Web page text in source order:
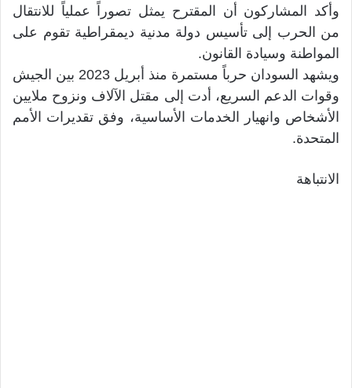
وأكد المشاركون أن المقترح يمثل تصوراً عملياً للانتقال
من الحرب إلى تأسيس دولة مدنية ديمقراطية تقوم على
المواطنة وسيادة القانون.
ويشهد السودان حرباً مستمرة منذ أبريل 2023 بين الجيش
وقوات الدعم السريع، أدت إلى مقتل الآلاف ونزوح ملايين
الأشخاص وانهيار الخدمات الأساسية، وفق تقديرات الأمم
المتحدة.
الانتباهة